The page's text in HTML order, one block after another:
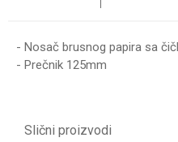
- Nosač brusnog papira sa
- Prečnik 125mm
Slični proizvodi